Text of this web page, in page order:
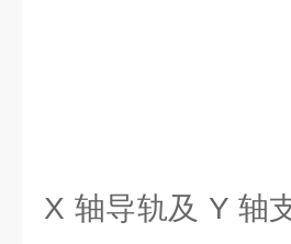
X 轴导轨及 Y 轴